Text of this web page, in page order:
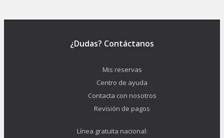
¿Dudas? Contáctanos
Mis reservas
Centro de ayuda
Contacta con nosotros
Revisión de pagos
Línea gratuita nacional: